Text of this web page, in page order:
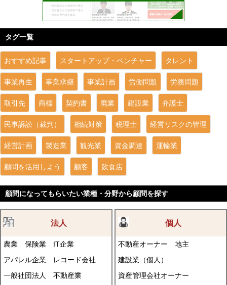
タグ一覧
おすすめ記事 スタートアップ・ベンチャー タレント
事業再生 事業承継 事業計画 労働問題 労務問題
取引先 商標 契約書 廃業 建設業 弁護士
民事訴訟（裁判） 相続対策 税理士 経営リスクの管理
経営計画 製造業 観光業 資金調達 運輸業
顧問を活用しよう 顧客 飲食店
顧問になってもらいたい業種・分野から顧問を探す
法人
農業 保険業
IT企業
アパレル企業
レコード会社
一般社団法人
不動産業
個人
不動産オーナー
地主
建設業（個人）
資産管理会社オーナー